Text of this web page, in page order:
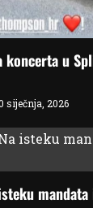
koncerta u
siječnja, 2026